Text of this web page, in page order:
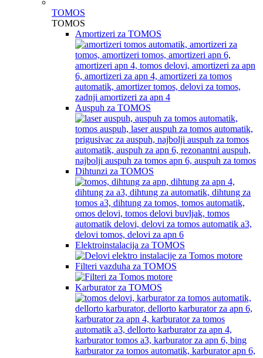
TOMOS
TOMOS
Amortizeri za TOMOS
Auspuh za TOMOS
Dihtunzi za TOMOS
Elektroinstalacija za TOMOS
Filteri vazduha za TOMOS
Karburator za TOMOS